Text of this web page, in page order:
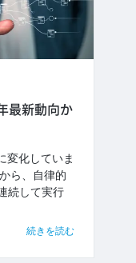
最新動向か
変化していま
ら、自律的
続して実行
続きを読む